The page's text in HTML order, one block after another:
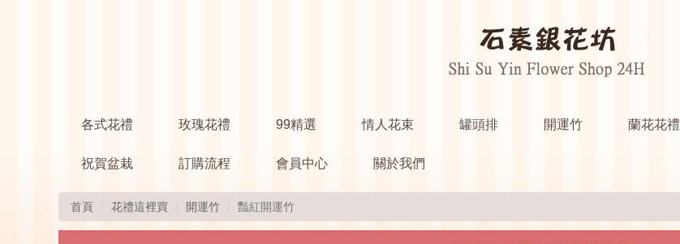
各式花禮 玫瑰花禮 99精選 情人花束 罐頭排 開運竹 蘭花花禮
祝賀盆栽 訂購流程 會員中心 關於我們
首頁 花禮這裡買 開運竹 豔紅開運竹